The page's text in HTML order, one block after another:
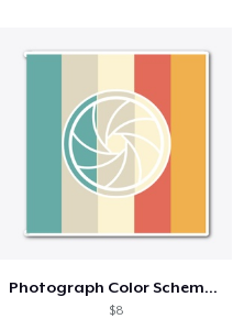
Photograph Color Scheme Aesthetic
$8